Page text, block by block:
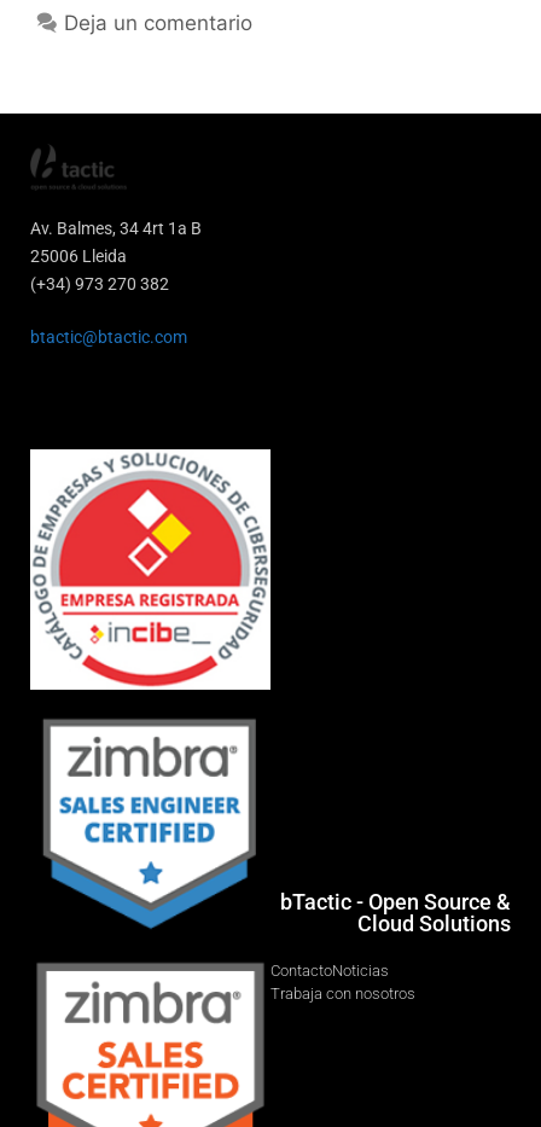
Deja un comentario
Av. Balmes, 34 4rt 1a B
25006 Lleida
(+34) 973 270 382
btactic@btactic.com
bTactic - Open Source &
Cloud Solutions
ContactoNoticias
Trabaja con nosotros